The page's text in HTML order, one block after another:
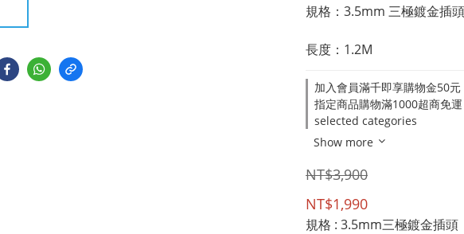
規格：3.5mm 三極鍍金插
長度：1.2M
加入會員滿千即享購物金50
指定商品購物滿1000超商免
selected categories
Show more
NT$3,900
NT$1,990
規格 : 3.5mm三極鍍金插頭